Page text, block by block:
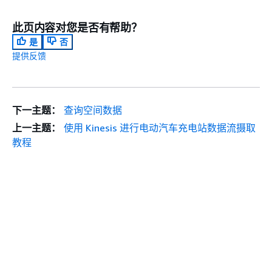
此页内容对您是否有帮助？
是
否
提供反馈
下一主题：
查询空间数据
上一主题：
使用 Kinesis 进行电动汽车充电站数据流摄取
教程